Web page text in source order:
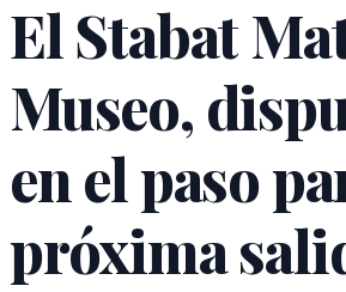
El Stabat
Museo,
en el paso
próxima